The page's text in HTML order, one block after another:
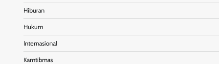
Hiburan
Hukum
Internasional
Kamtibmas